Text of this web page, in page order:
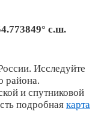
с.ш.
Исследуйте
района.
и спутниковой
подробная карта